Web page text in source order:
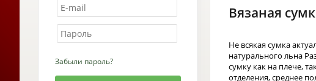
Вязаная
Не всякая сумка
натурального льна
сумку как на плече,
отделения, среднее
Забыли пароль?